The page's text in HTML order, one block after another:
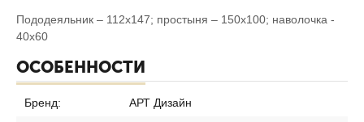
Пододеяльник – 112х147; простыня – 150х100; наволочка -
40х60
ОСОБЕННОСТИ
Бренд: АРТ Дизайн